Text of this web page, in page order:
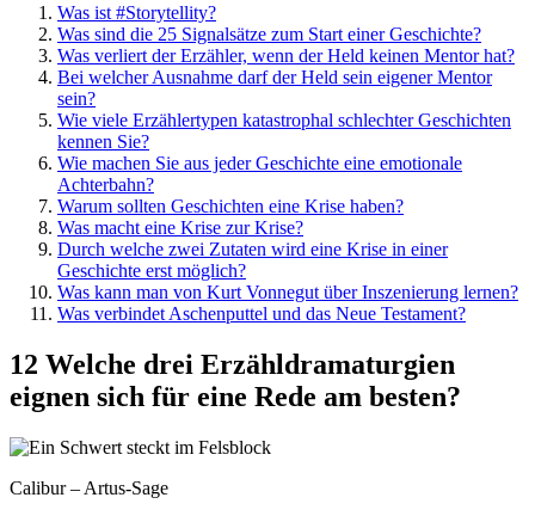
Was ist #Storytellity?
Was sind die 25 Signalsätze zum Start einer Geschichte?
Was verliert der Erzähler, wenn der Held keinen Mentor hat?
Bei welcher Ausnahme darf der Held sein eigener Mentor
sein?
Wie viele Erzählertypen katastrophal schlechter Geschichten
kennen Sie?
Wie machen Sie aus jeder Geschichte eine emotionale
Achterbahn?
Warum sollten Geschichten eine Krise haben?
Was macht eine Krise zur Krise?
Durch welche zwei Zutaten wird eine Krise in einer
Geschichte erst möglich?
Was kann man von Kurt Vonnegut über Inszenierung lernen?
Was verbindet Aschenputtel und das Neue Testament?
12 Welche drei Erzähldramaturgien
eignen sich für eine Rede am besten?
Calibur – Artus-Sage